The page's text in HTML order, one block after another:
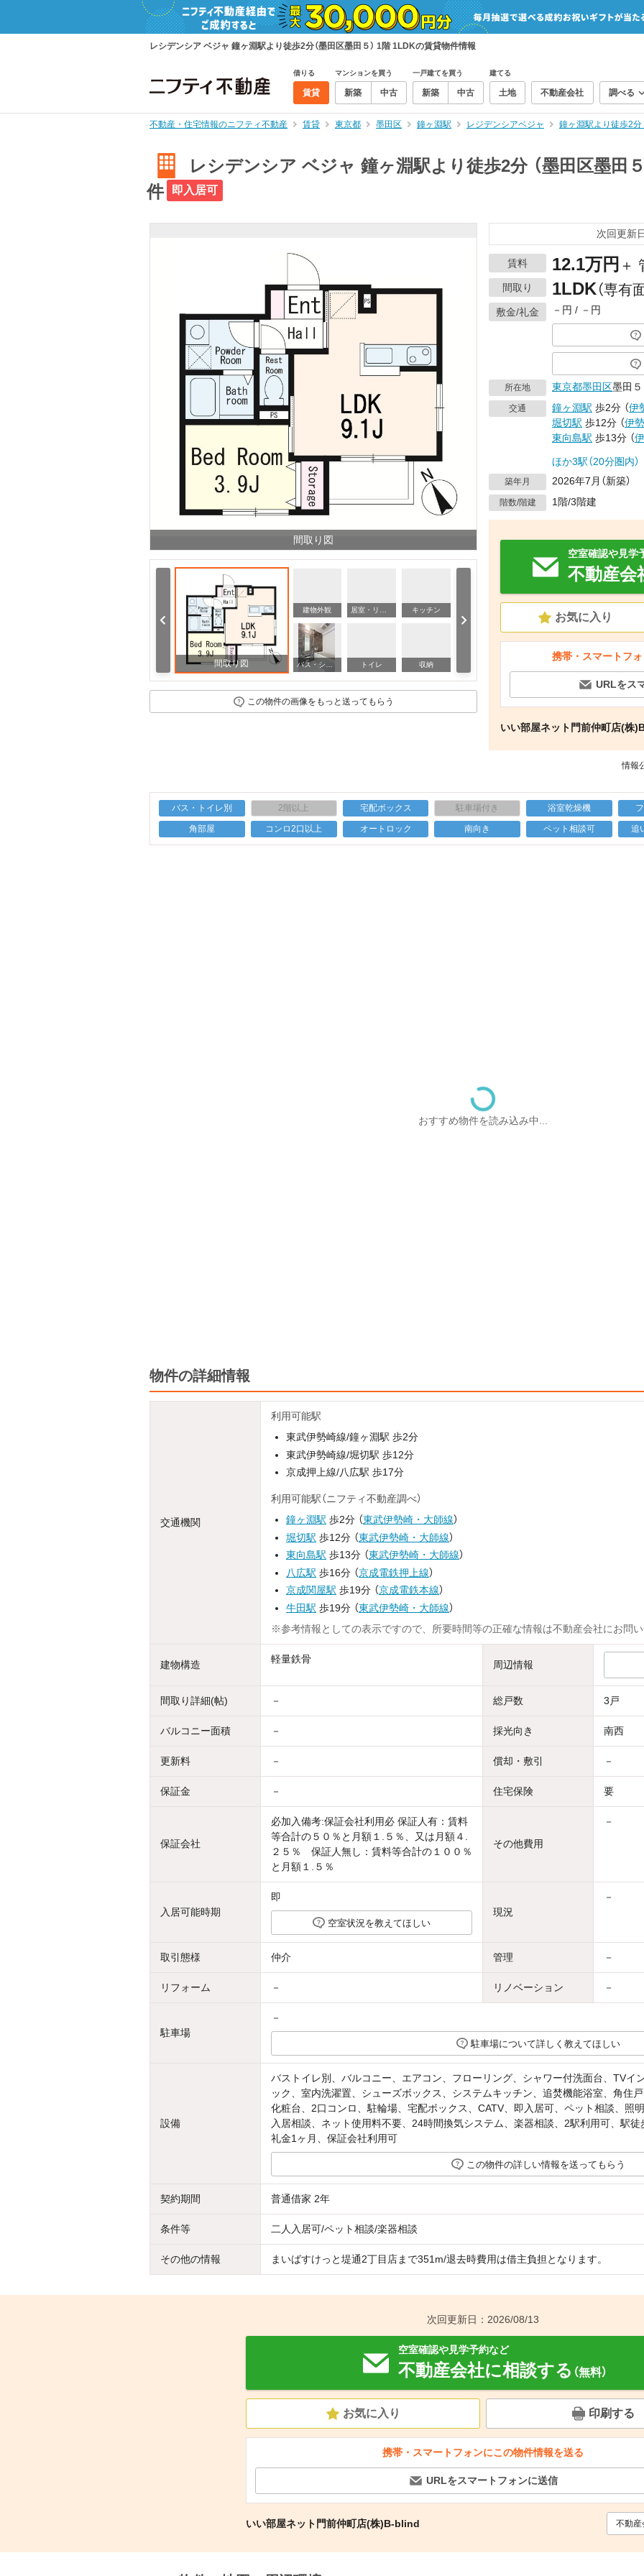
レシデンシア ベジャ 鐘ヶ淵駅より徒歩2分（墨田区墨田５） 1階 1LDKの賃貸物件情報
借りる
賃貸
マンションを買う
新築 中古
一戸建てを買う
新築 中古
建てる
土地 不動産会社 調べる
不動産・住宅情報のニフティ不動産 賃貸 東京都 墨田区 鐘ヶ淵駅 レジデンシアベジャ 鐘ヶ淵駅より徒歩2
レシデンシア ベジャ 鐘ヶ淵駅より徒歩2分 （墨田区墨田
件
即入居可
間取り図
間取り図
建物外観 居室・リビング キッチン
トイレ 収納 その他部屋・スペース
この物件の画像をもっと送ってもらう
次回更新
賃料 12.1万円 ＋
間取り 1LDK（専有
敷金/礼金 －円 / －円
所在地 東京都墨田区墨田５
交通 鐘ヶ淵駅 歩2分 （伊
堀切駅 歩12分 （伊
東向島駅 歩13分 （
ほか3駅（20分圏内）
築年月 2026年7月（新築）
階数/階建 1階/3階建
空室確認や見学
不動産会
お気に入り
携帯・スマートフ
URLをス
いい部屋ネット門前仲町店(株
情報
バス・トイレ別 2階以上 宅配ボックス 駐車場付き 浴室乾燥機
角部屋 コンロ2口以上 オートロック 南向き ペット相談可 追
おすすめ物件を読み込み中...
物件の詳細情報
交通機関
利用可能駅
東武伊勢崎線/鐘ヶ淵駅 歩2分
東武伊勢崎線/堀切駅 歩12分
京成押上線/八広駅 歩17分
利用可能駅（ニフティ不動産調べ）
鐘ヶ淵駅 歩2分 （東武伊勢崎・大師線）
堀切駅 歩12分 （東武伊勢崎・大師線）
東向島駅 歩13分 （東武伊勢崎・大師線）
八広駅 歩16分 （京成電鉄押上線）
京成関屋駅 歩19分 （京成電鉄本線）
牛田駅 歩19分 （東武伊勢崎・大師線）
※参考情報としての表示ですので、所要時間等の正確な情報は不動産会社にお問い
建物構造 軽量鉄骨 周辺情報
間取り詳細(帖) － 総戸数 3戸
バルコニー面積 － 採光向き 南西
更新料 － 償却・敷引 －
保証金 － 住宅保険 要
保証会社
必加入備考:保証会社利用必 保証人有：賃料
等合計の５０％と月額１.５％、又は月額４.
２５％ 保証人無し：賃料等合計の１００％
と月額１.５％
その他費用
－
入居可能時期
即
空室状況を教えてほしい
現況
－
取引態様 仲介 管理 －
リフォーム － リノベーション －
駐車場
－
駐車場について詳しく教えてほしい
設備
バストイレ別、バルコニー、エアコン、フローリング、シャワー付洗面台、TVイ
ック、室内洗濯置、シューズボックス、システムキッチン、追焚機能浴室、角住
化粧台、2口コンロ、駐輪場、宅配ボックス、CATV、即入居可、ペット相談、照
入居相談、ネット使用料不要、24時間換気システム、楽器相談、2駅利用可、駅徒
礼金1ヶ月、保証会社利用可
この物件の詳しい情報を送ってもらう
契約期間 普通借家 2年
条件等 二人入居可/ペット相談/楽器相談
その他の情報 まいばすけっと堤通2丁目店まで351m/退去時費用は借主負担となります。
次回更新日：2026/08/13
空室確認や見学予約など
不動産会社に相談する （無料）
お気に入り 印刷する
携帯・スマートフォンにこの物件情報を送る
URLをスマートフォンに送信
いい部屋ネット門前仲町店(株)B‐blind 不動産